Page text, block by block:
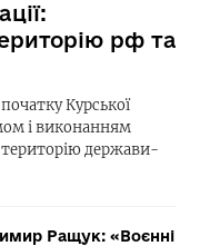
рф та
Курської
і виконанням
територію держави-
Ращук: «Воєнні